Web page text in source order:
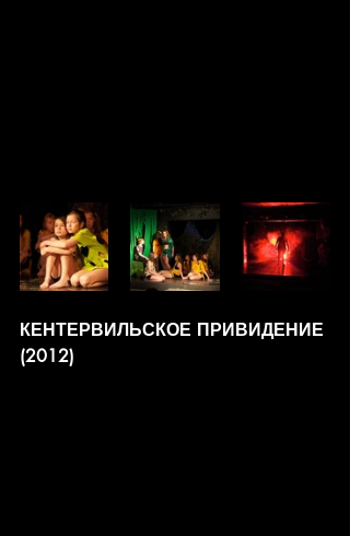
КЕНТЕРВИЛЬСКОЕ ПРИВИДЕНИЕ
(2012)